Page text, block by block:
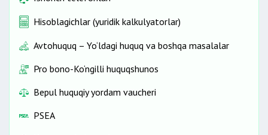
Hisoblagichlar (yuridik kalkulyatorlar)
Avtohuquq – Yo‘ldagi huquq va boshqa masalalar
Pro bono-Ko‘ngilli huquqshunos
Bepul huquqiy yordam vaucheri
PSEA